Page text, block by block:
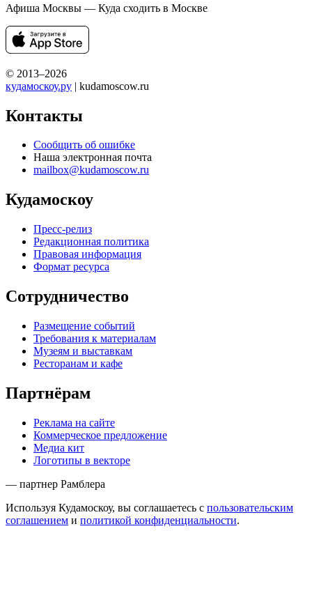
Афиша Москвы — Куда сходить в Москве
© 2013–2026
кудамоскоу.ру | kudamoscow.ru
Контакты
Сообщить об ошибке
Наша электронная почта
mailbox@kudamoscow.ru
Кудамоскоу
Пресс-релиз
Редакционная политика
Правовая информация
Формат ресурса
Сотрудничество
Размещение событий
Требования к материалам
Музеям и выставкам
Ресторанам и кафе
Партнёрам
Реклама на сайте
Коммерческое предложение
Медиа кит
Логотипы в векторе
— партнер Рамблера
Используя Кудамоскоу, вы соглашаетесь с пользовательским
соглашением и политикой конфиденциальности.